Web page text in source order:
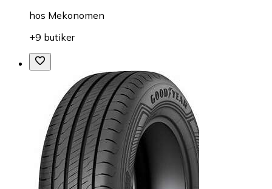
hos Mekonomen
+9 butiker